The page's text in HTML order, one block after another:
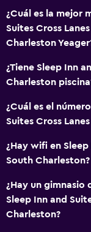
¿Cuál es la mejor
Suites Cross
Charleston
¿Tiene Sleep Inn
Charleston
¿Cuál es el
Suites Cross
¿Hay wifi en
South Charleston?
¿Hay un gimnasio
Sleep Inn and
Charleston?